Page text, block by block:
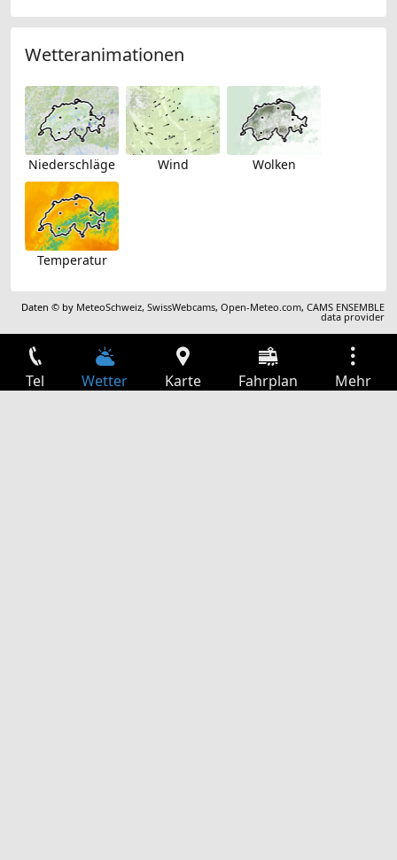
Wetteranimationen
Niederschläge Wind Wolken
Temperatur
Daten © by MeteoSchweiz,SwissWebcams,Open-Meteo.com,CAMS ENSEMBLE
data provider
Tel Wetter Karte Fahrplan Mehr